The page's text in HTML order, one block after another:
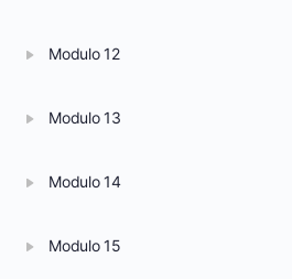
Modulo 12
Modulo 13
Modulo 14
Modulo 15